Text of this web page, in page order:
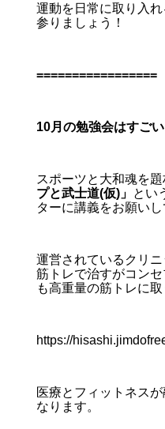
運動を日常に取り入
参りましょう！
=================
10月の勉強会はすごい
スポーツと大和魂を題
プと武士道(仮)」 とい
ターに講義をお願いし
運営されているクリ
筋トレで治すがコン
も高重量の筋トレに取
https://
医療とフィットネス
なります。